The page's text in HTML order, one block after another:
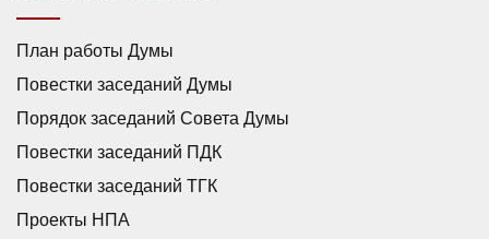
План работы Думы
Повестки заседаний Думы
Порядок заседаний Совета Думы
Повестки заседаний ПДК
Повестки заседаний ТГК
Проекты НПА